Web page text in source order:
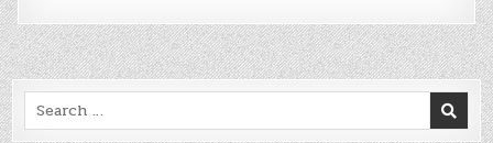
Search
for: